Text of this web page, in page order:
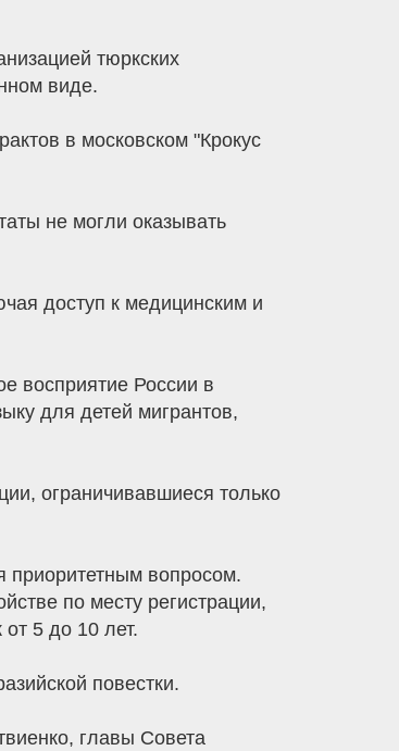
тюркских
виде.
в московском "Крокус
не могли оказывать
доступ к медицинским и
восприятие России в
для детей мигрантов,
ограничивавшиеся только
приоритетным вопросом.
по месту регистрации,
5 до 10 лет.
повестки.
главы Совета